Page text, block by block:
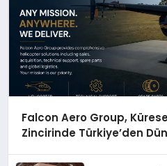
Falcon Aero Group,
Zincirinde Türkiye’den